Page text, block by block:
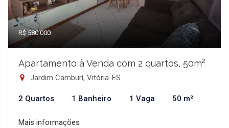
R$ 580.000
Apartamento à Venda com 2 quartos, 50m²
Jardim Camburí, Vitória-ES
2 Quartos 1 Banheiro 1 Vaga 50 m²
Mais informações